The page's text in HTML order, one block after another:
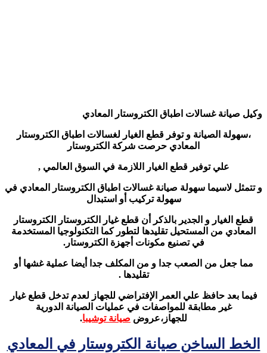
وكيل صيانة غسالات اطباق الكتروستار المعادي
،سهولة الصيانة و توفر قطع الغيار لغسالات اطباق الكتروستار
المعادي حرصت شركة الكتروستار
علي توفير قطع الغيار اللازمة في السوق العالمي ,
و تتمثل لاسيما سهولة صيانة غسالات اطباق الكتروستار المعادي في
سهولة تركيب أو استبدال
قطع الغيار و الجدير بالذكر أن قطع غيار الكتروستار الكتروستار
المعادي من المستحيل تقليدها لتطور كما التكنولوجيا المستخدمة
في تصنيع مكونات أجهزة الكتروستار.
مما جعل من الصعب جدا و من المكلف جدا أيضا عملية غشها أو
تقليدها .
فيما بعد حافظ علي العمر الإفتراضي للجهاز لعدم تدخل قطع غيار
غير مطابقة للمواصفات في عمليات الصيانة الدورية
للجهاز،عروض صيانة توشيبا.
الخط الساخن صيانة الكتروستار في المعادي